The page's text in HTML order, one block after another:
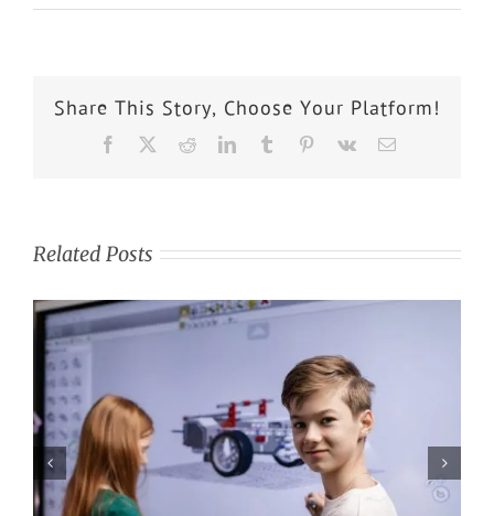
Share This Story, Choose Your Platform!
Related Posts